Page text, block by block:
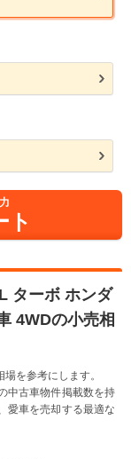
ト
ターボ ホンダ
4WDの小売相
を参考にします。
中古車物件掲載数を持
愛車を売却する最適な